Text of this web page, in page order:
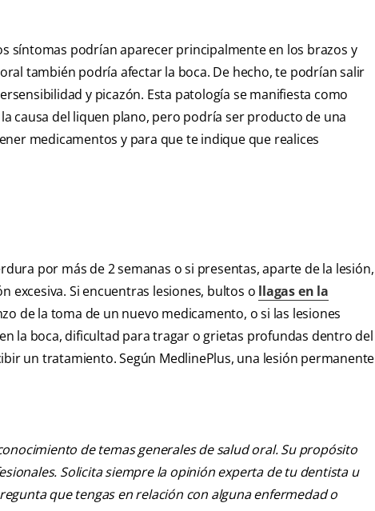
síntomas podrían aparecer principalmente en los brazos y
también podría afectar la boca. De hecho, te podrían salir
y picazón. Esta patología se manifiesta como
causa del liquen plano, pero podría ser producto de una
medicamentos y para que te indique que realices
por más de 2 semanas o si presentas, aparte de la lesión,
excesiva. Si encuentras lesiones, bultos o llagas en la
de la toma de un nuevo medicamento, o si las lesiones
la boca, dificultad para tragar o grietas profundas dentro del
un tratamiento. Según MedlinePlus, una lesión permanente
de temas generales de salud oral. Su propósito
Solicita siempre la opinión experta de tu dentista u
que tengas en relación con alguna enfermedad o